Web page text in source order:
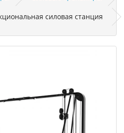
силовая станция